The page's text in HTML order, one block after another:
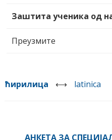
Заштита ученика од
Преузмите
ћирилица ⟷ latinica
АНКЕТА ЗА